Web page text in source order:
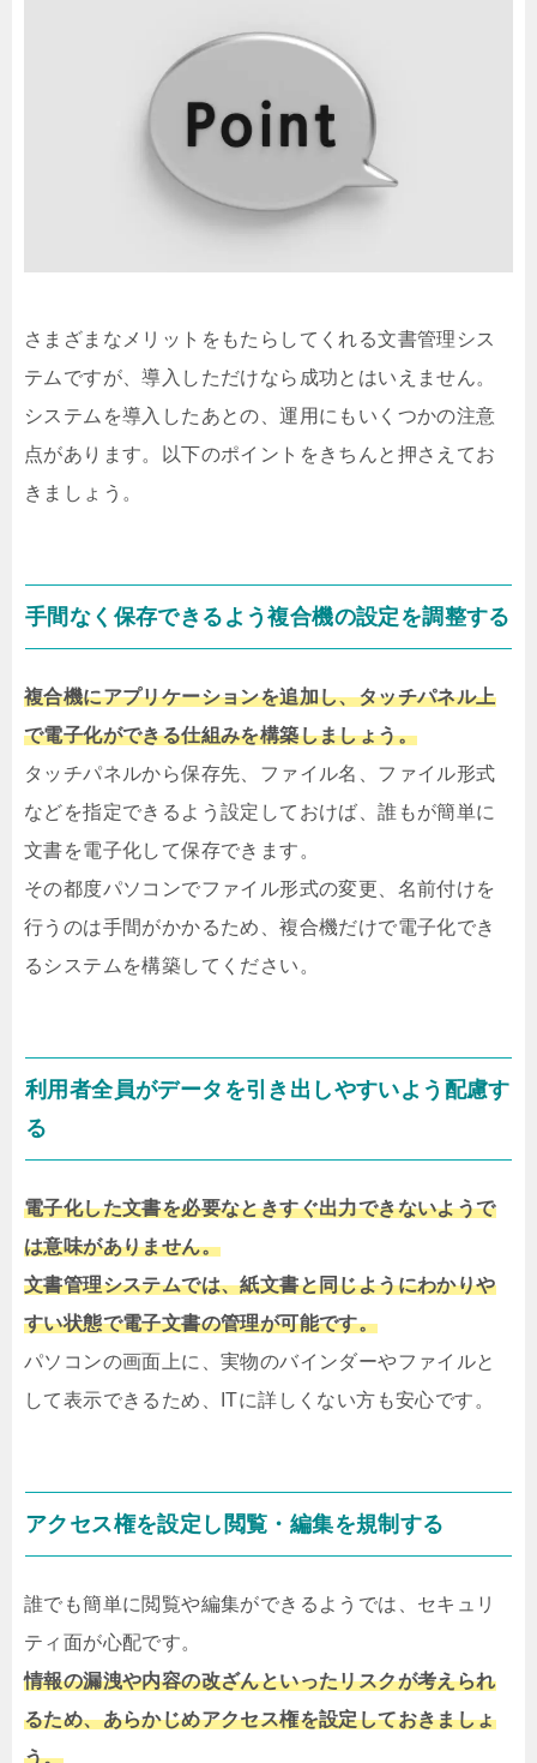
さまざまなメリットをもたらしてくれる文書管理シス
テムですが、導入しただけなら成功とはいえません。
システムを導入したあとの、運用にもいくつかの注意
点があります。以下のポイントをきちんと押さえてお
きましょう。
手間なく保存できるよう複合機の設定を調整する
複合機にアプリケーションを追加し、タッチパネル上
で電子化ができる仕組みを構築しましょう。
タッチパネルから保存先、ファイル名、ファイル形式
などを指定できるよう設定しておけば、誰もが簡単に
文書を電子化して保存できます。
その都度パソコンでファイル形式の変更、名前付けを
行うのは手間がかかるため、複合機だけで電子化でき
るシステムを構築してください。
利用者全員がデータを引き出しやすいよう配慮す
る
電子化した文書を必要なときすぐ出力できないようで
は意味がありません。
文書管理システムでは、紙文書と同じようにわかりや
すい状態で電子文書の管理が可能です。
パソコンの画面上に、実物のバインダーやファイルと
して表示できるため、ITに詳しくない方も安心です。
アクセス権を設定し閲覧・編集を規制する
誰でも簡単に閲覧や編集ができるようでは、セキュリ
ティ面が心配です。
情報の漏洩や内容の改ざんといったリスクが考えられ
るため、あらかじめアクセス権を設定しておきましょ
う。